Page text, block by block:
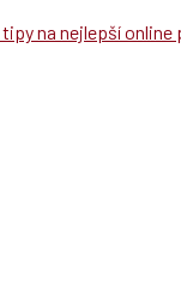
na nejlepší online